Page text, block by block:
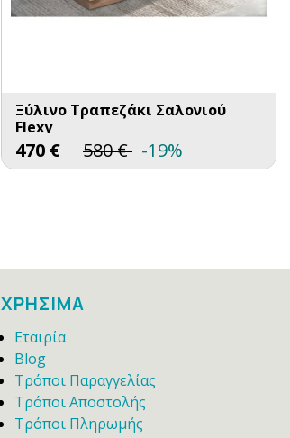
Ξύλινο Τραπεζάκι Σαλονιού
Flexy
470 € 580€ -19%
ΧΡΗΣΙΜΑ
Εταιρία
Blog
Τρόποι Παραγγελίας
Τρόποι Αποστολής
Τρόποι Πληρωμής